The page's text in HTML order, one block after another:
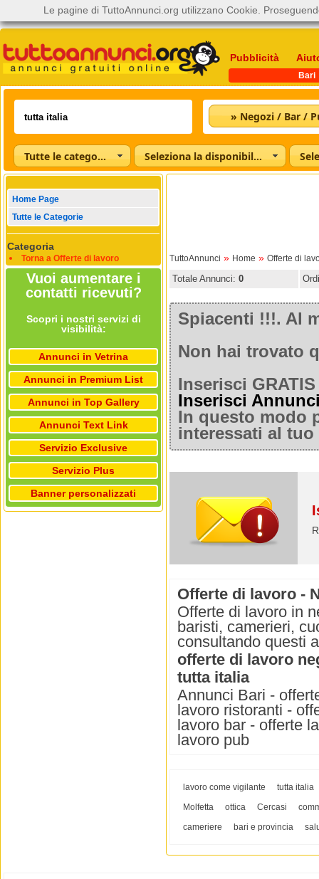
Pubblicità
Bari
Tutte le categorie Seleziona la disponibilità
Home Page
Tutte le Categorie
Categoria
Torna a Offerte di lavoro
Vuoi aumentare i
contatti ricevuti?
Scopri i nostri servizi di
visibilità:
Annunci in Vetrina
Annunci in Premium List
Annunci in Top Gallery
Annunci Text Link
Servizio Exclusive
Servizio Plus
Banner personalizzati
TuttoAnnunci » Home » Offerte di
Totale Annunci: 0
Spiacenti !!!. Al
Non hai trovato
Inserisci
Inserisci
In questo modo
interessati al
Offerte di lavoro -
Offerte di lavoro in
baristi, camerieri,
consultando questi
offerte di lavoro
tutta italia
Annunci Bari -
lavoro ristoranti -
lavoro bar - offerte
lavoro pub
lavoro come vigilante
tutta italia
Molfetta
ottica Cercasi
cameriere
bari e provincia
Le pagine di TuttoAnnunci.org utilizzano Cookie.